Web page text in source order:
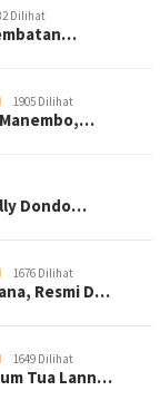
Dilihat
1905 Dilihat
Dondo…
1676 Dilihat
Resmi D…
1649 Dilihat
Tua Lann…